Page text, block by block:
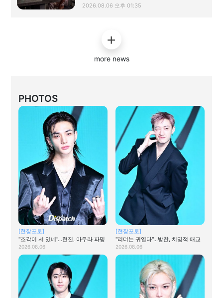
2026.08.06 오후 01:35
more news
PHOTOS
[현장포토]
"조각이 서 있네"…현진, 아우라 파밍
2026.08.06
[현장포토]
"리더는 귀엽다"…방찬, 치명적 애교
2026.08.06